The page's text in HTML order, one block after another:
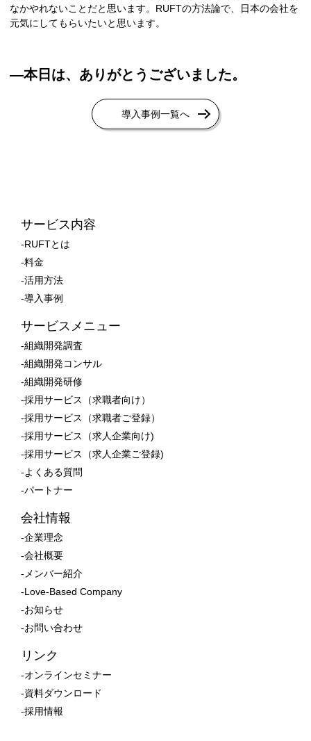
なかやれないことだと思います。RUFTの方法論で、日本の会社を
元気にしてもらいたいと思います。
―本日は、ありがとうございました。
導入事例一覧へ
サービス内容
-RUFTとは
-料金
-活用方法
-導入事例
サービスメニュー
-組織開発調査
-組織開発コンサル
-組織開発研修
-採用サービス（求職者向け）
-採用サービス（求職者ご登録）
-採用サービス（求人企業向け)
-採用サービス（求人企業ご登録)
-よくある質問
-パートナー
会社情報
-企業理念
-会社概要
-メンバー紹介
-Love-Based Company
-お知らせ
-お問い合わせ
リンク
-オンラインセミナー
-資料ダウンロード
-採用情報